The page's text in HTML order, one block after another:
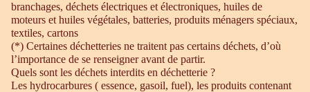
branchages, déchets électriques et électroniques, huiles de
moteurs et huiles végétales, batteries, produits ménagers spéciaux,
textiles, cartons
(*) Certaines déchetteries ne traitent pas certains déchets, d’où
l’importance de se renseigner avant de partir.
Quels sont les déchets interdits en déchetterie ?
Les hydrocarbures ( essence, gasoil, fuel), les produits contenant